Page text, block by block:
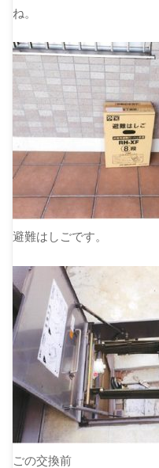
ね。
避難はしごです。
ごの交換前